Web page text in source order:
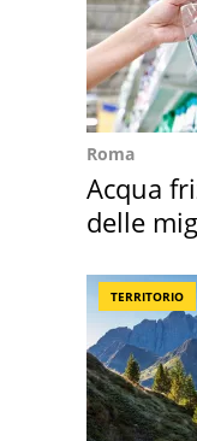
Roma
Acqua
delle
TERRITORIO